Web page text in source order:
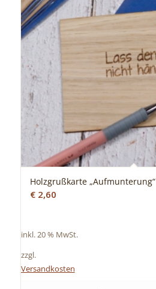
Holzgrußkarte „Aufmunterung“
€2,60
inkl. 20 % MwSt.
zzgl.
Versandkosten